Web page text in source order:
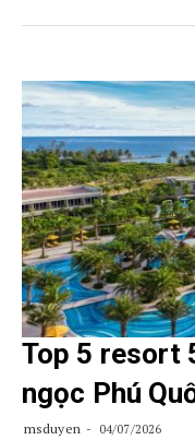
Top 5 resort
ngọc Phú
msduyen 04/07/2026